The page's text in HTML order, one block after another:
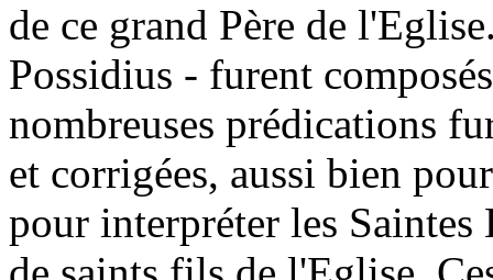
de ce grand Père de
Possidius - furent
nombreuses prédications
et corrigées, aussi bien
pour interpréter les